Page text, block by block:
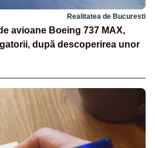
Realitatea de Bucuresti
avioane Boeing 737 MAX,
după descoperirea unor